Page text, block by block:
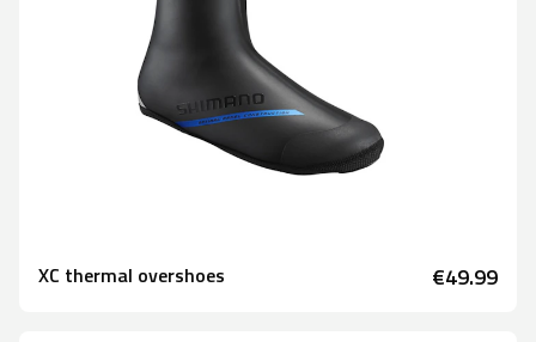
XC thermal overshoes €49.99